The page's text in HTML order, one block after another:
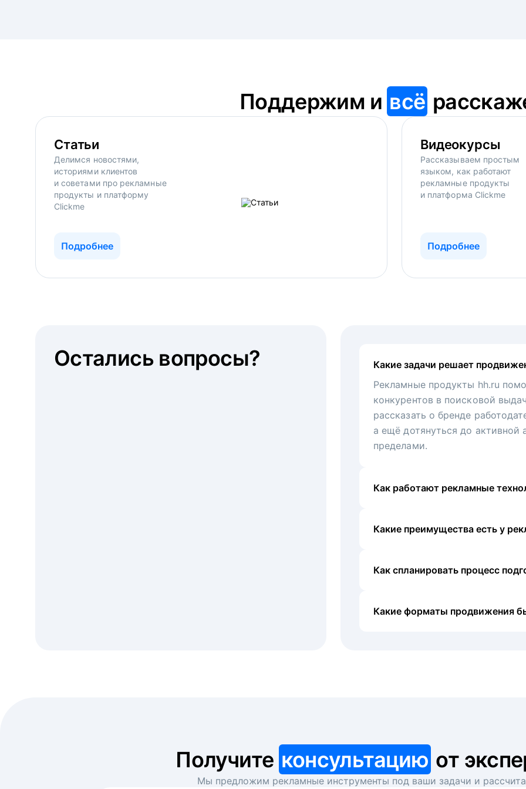
Поддержим и всё
Статьи
Делимся новостями,
историями клиентов
и советами про рекламные
продукты и платформу
Clickme
Подробнее
Видеокурсы
Рассказываем простым
языком, как работают
рекламные продукты
и платформа Clickme
Подробнее
Какие задачи решает
Рекламные продукты hh.ru
конкурентов в поисковой
рассказать о бренде
а ещё дотянуться до активной
пределами.
Как работают рекламные
Какие преимущества есть у
Как спланировать процесс
Какие форматы продвижения
Остались вопросы?
Получите консультацию от
Мы предложим рекламные инструменты под ваши задачи и